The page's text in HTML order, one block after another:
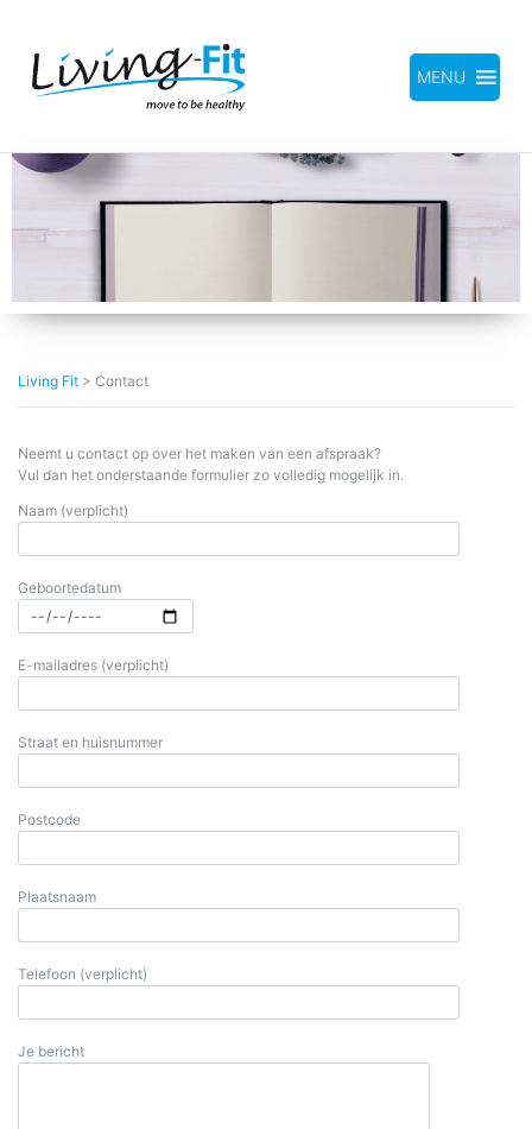
inhoud
MENU
Living Fit > Contact
Neemt u contact op over het maken van een afspraak?
Vul dan het onderstaande formulier zo volledig mogelijk in.
Naam (verplicht)
Geboortedatum
E-mailadres (verplicht)
Straat en huisnummer
Postcode
Plaatsnaam
Telefoon (verplicht)
Je bericht